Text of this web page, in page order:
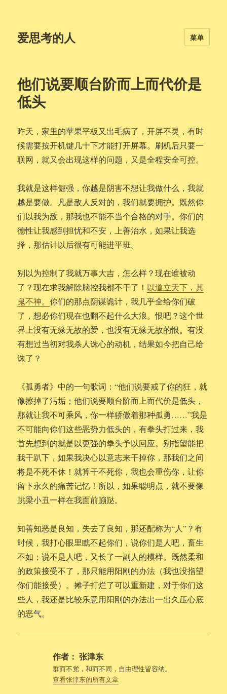
爱思考的人 菜单
他们说要顺台阶而上而代价是
低头
昨天，家里的苹果平板又出毛病了，开屏不灵，有时
候需要按开机键几十下才能打开屏幕。刷机后只要一
联网，就又会出现这样的问题，又是全程安全可控。
我就是这样倔强，你越是阴害不想让我做什么，我就
越是要做。凡是敌人反对的，我们就要拥护。既然你
们以我为敌，那我也不能不当个合格的对手。你们的
德性让我感到担忧和不安，上善治水，如果让我选
择，那估计以后很有可能进平班。
别以为控制了我就万事大吉，怎么样？现在谁被动
了？现在求我解除脑控我都不干了！ 以道立天下，其
鬼不神。你们的那点阴谋诡计，我几乎全给你们破
了，想必你们现在也翻不起什么大浪。恨吧？这个世
界上没有无缘无故的爱，也没有无缘无故的恨。有没
有想过当初对我杀人诛心的动机，结果如今把自己给
诛了？
《孤勇者》中的一句歌词：“他们说要戒了你的狂，就
像擦掉了污垢；他们说要顺台阶而上而代价是低头，
那就让我不可乘风，你一样骄傲着那种孤勇……”我是
不可能向你们这些恶势力低头的，有拳头打过来，我
首先想到的就是以更强的拳头予以回应。别指望能把
我干趴下，如果我决心以意志来干掉你，那我们之间
将是不死不休！就算干不死你，我也会重伤你，让你
留下永久的痛苦记忆！所以，如果聪明点，就不要像
跳梁小丑一样在我面前蹦跶。
知善知恶是良知，失去了良知，那还配称为“人”？有
时候，我打心眼里瞧不起你们，说你们是人吧，畜生
不如；说不是人吧，又长了一副人的模样。既然柔和
的政策接受不了，那只能用阳刚的办法（我也没指望
你们能接受）。摊子打烂了可以重新建，对于你们这
些人，我还是比较乐意用阳刚的办法出一出久压心底
的恶气。
作者： 张津东
群而不党，和而不同，自由理性皆容纳。
查看张津东的所有文章